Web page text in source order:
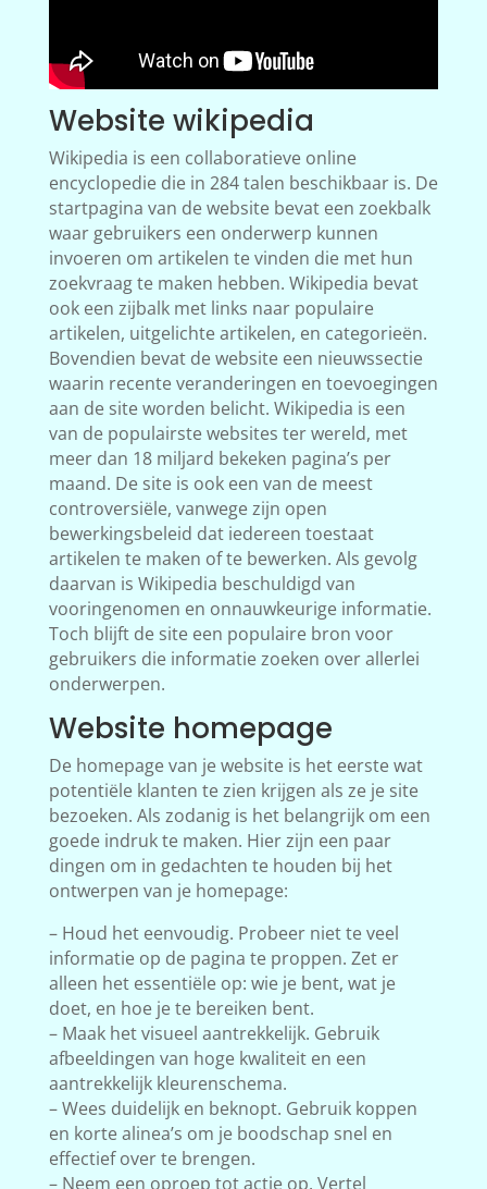
Website wikipedia
Wikipedia is een collaboratieve online
encyclopedie die in 284 talen beschikbaar is. De
startpagina van de website bevat een zoekbalk
waar gebruikers een onderwerp kunnen
invoeren om artikelen te vinden die met hun
zoekvraag te maken hebben. Wikipedia bevat
ook een zijbalk met links naar populaire
artikelen, uitgelichte artikelen, en categorieën.
Bovendien bevat de website een nieuwssectie
waarin recente veranderingen en toevoegingen
aan de site worden belicht. Wikipedia is een
van de populairste websites ter wereld, met
meer dan 18 miljard bekeken pagina’s per
maand. De site is ook een van de meest
controversiële, vanwege zijn open
bewerkingsbeleid dat iedereen toestaat
artikelen te maken of te bewerken. Als gevolg
daarvan is Wikipedia beschuldigd van
vooringenomen en onnauwkeurige informatie.
Toch blijft de site een populaire bron voor
gebruikers die informatie zoeken over allerlei
onderwerpen.
Website homepage
De homepage van je website is het eerste wat
potentiële klanten te zien krijgen als ze je site
bezoeken. Als zodanig is het belangrijk om een
goede indruk te maken. Hier zijn een paar
dingen om in gedachten te houden bij het
ontwerpen van je homepage:
– Houd het eenvoudig. Probeer niet te veel
informatie op de pagina te proppen. Zet er
alleen het essentiële op: wie je bent, wat je
doet, en hoe je te bereiken bent.
– Maak het visueel aantrekkelijk. Gebruik
afbeeldingen van hoge kwaliteit en een
aantrekkelijk kleurenschema.
– Wees duidelijk en beknopt. Gebruik koppen
en korte alinea’s om je boodschap snel en
effectief over te brengen.
– Neem een oproep tot actie op. Vertel